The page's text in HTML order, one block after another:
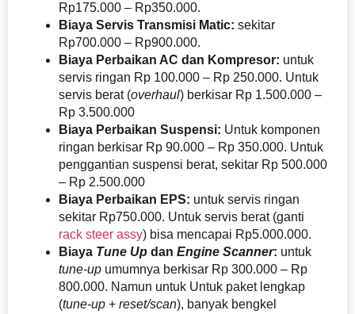
Rp175.000 – Rp350.000.
Biaya Servis Transmisi Matic: sekitar
Rp700.000 – Rp900.000.
Biaya Perbaikan AC dan Kompresor: untuk
servis ringan Rp 100.000 – Rp 250.000. Untuk
servis berat (overhaul) berkisar Rp 1.500.000 –
Rp 3.500.000
Biaya Perbaikan Suspensi: Untuk komponen
ringan berkisar Rp 90.000 – Rp 350.000. Untuk
penggantian suspensi berat, sekitar Rp 500.000
– Rp 2.500.000
Biaya Perbaikan EPS: untuk servis ringan
sekitar Rp750.000. Untuk servis berat (ganti
rack steer assy) bisa mencapai Rp5.000.000.
Biaya Tune Up dan Engine Scanner: untuk
tune-up umumnya berkisar Rp 300.000 – Rp
800.000. Namun untuk Untuk paket lengkap
(tune-up + reset/scan), banyak bengkel